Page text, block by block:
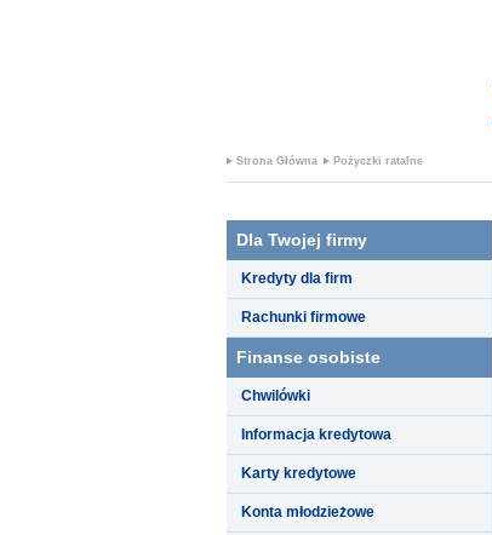
Strona Główna Pożyczki ratalne
Dla Twojej firmy
Kredyty dla firm
Rachunki firmowe
Finanse osobiste
Chwilówki
Informacja kredytowa
Karty kredytowe
Konta młodzieżowe